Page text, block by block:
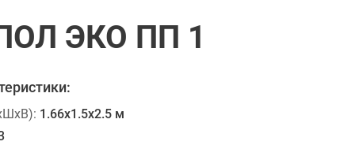
ЭКО ПП 1
1.66x1.5x2.5 м